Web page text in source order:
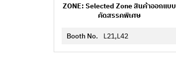
ZONE: Selected Zone สินค้าออกแบบ
คัดสรรคพิเศษ
Booth No. L21,L42